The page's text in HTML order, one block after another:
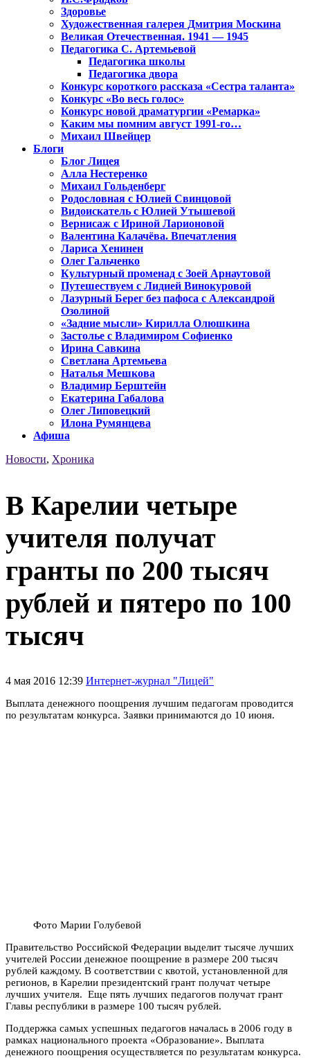
Здоровье
Художественная галерея Дмитрия Москина
Великая Отечественная. 1941 — 1945
Педагогика С. Артемьевой
Педагогика школы
Педагогика двора
Конкурс короткого рассказа «Сестра таланта»
Конкурс «Во весь голос»
Конкурс новой драматургии «Ремарка»
Каким мы помним август 1991-го…
Михаил Швейцер
Блоги
Блог Лицея
Алла Нестеренко
Михаил Гольденберг
Родословная с Юлией Свинцовой
Видоискатель с Юлией Утышевой
Вернисаж с Ириной Ларионовой
Валентина Калачёва. Впечатления
Лариса Хенинен
Олег Гальченко
Культурный променад с Зоей Арнаутовой
Путешествуем с Лидией Винокуровой
Лазурный Берег без пафоса с Александрой
Озолиной
«Задние мысли» Кирилла Олюшкина
Застолье с Владимиром Софиенко
Ирина Савкина
Светлана Артемьева
Наталья Мешкова
Владимир Берштейн
Екатерина Габалова
Олег Липовецкий
Илона Румянцева
Афиша
Новости, Хроника
В Карелии четыре
учителя получат
гранты по 200 тысяч
рублей и пятеро по 100
тысяч
4 мая 2016 12:39 Интернет-журнал "Лицей"
Выплата денежного поощрения лучшим педагогам проводится
по результатам конкурса. Заявки принимаются до 10 июня.
Фото Марии Голубевой
Правительство Российской Федерации выделит тысяче лучших
учителей России денежное поощрение в размере 200 тысяч
рублей каждому. В соответствии с квотой, установленной для
регионов, в Карелии президентский грант получат четыре
лучших учителя. Еще пять лучших педагогов получат грант
Главы республики в размере 100 тысяч рублей.
Поддержка самых успешных педагогов началась в 2006 году в
рамках национального проекта «Образование». Выплата
денежного поощрения осуществляется по результатам конкурса.